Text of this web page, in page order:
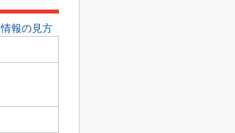
情報の見方